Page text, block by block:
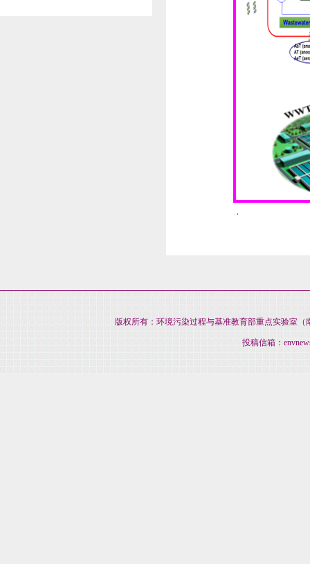
版权所有：环境污染过程与基准教育部重点实验室（
投稿信箱：